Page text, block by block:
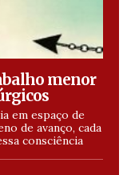
menor
em espaço de
de avanço, cada
consciência